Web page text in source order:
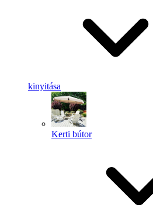
kinyitása
Kerti bútor